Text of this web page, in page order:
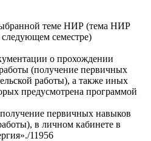
теме НИР (тема НИР
семестре)
о прохождении
(получение первичных
работы), а также иных
предусмотрена программой
первичных навыков
в личном кабинете в
11956